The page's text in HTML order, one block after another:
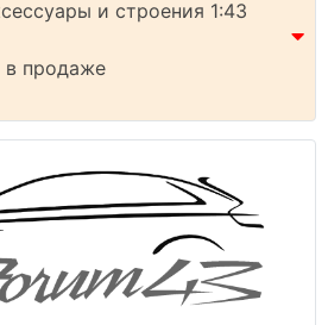
и строения 1:43
продаже